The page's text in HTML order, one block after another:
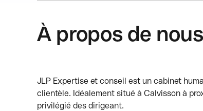
À propos de nous
JLP Expertise et conseil est un cabinet
clientèle. Idéalement situé à Calvisson à
privilégié des dirigeant.